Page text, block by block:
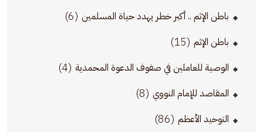
باطن الإثم .. أكبر خطر يهدد حياة المسلمين (6)
باطن الإثم (15)
الوصية للعاملين في صفوف الدعوة المحمدية (4)
المقاصد للإمام النووي (8)
التوحيد الأعظم (86)